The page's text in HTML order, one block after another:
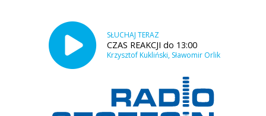
SŁUCHAJ TERAZ
CZAS REAKCJI do 13:00
Krzysztof Kukliński, Sławomir Orlik